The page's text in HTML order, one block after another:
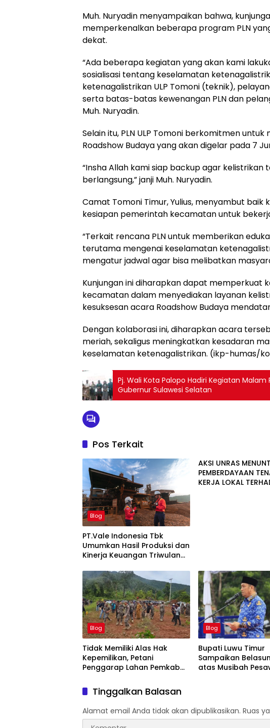
Muh. Nuryadin menyampaikan bahwa,
memperkenalkan beberapa program PLN
dekat.
“Ada beberapa kegiatan yang akan kami
sosialisasi tentang keselamatan
ketenagalistrikan ULP Tomoni (teknik),
serta batas-batas kewenangan PLN dan
Muh. Nuryadin.
Selain itu, PLN ULP Tomoni berkomitmen
Roadshow Budaya yang akan digelar pada 7
“Insha Allah kami siap backup agar
berlangsung,” janji Muh. Nuryadin.
Camat Tomoni Timur, Yulius, menyambut baik
kesiapan pemerintah kecamatan untuk
“Terkait rencana PLN untuk memberikan
terutama mengenai keselamatan
mengatur jadwal agar bisa melibatkan
Kunjungan ini diharapkan dapat memperkuat
kecamatan dalam menyediakan layanan
kesuksesan acara Roadshow Budaya
Dengan kolaborasi ini, diharapkan acara
meriah, sekaligus meningkatkan kesadaran
keselamatan ketenagalistrikan. (ikp-humas/
Pj. Wali Kota Palopo Hadiri Kegiatan
Gubernur Sulawesi Selatan
Pos Terkait
Blog
PT.Vale Indonesia Tbk
Umumkan Hasil Produksi dan
Kinerja Keuangan Triwulan
AKSI UNRAS
PEMBERDAYAAN
KERJA LOKAL
Blog
Tidak Memiliki Alas Hak
Kepemilikan, Petani
Penggarap Lahan Pemkab
Rugi Tanah
Blog
Bupati Luwu Timur
Sampaikan
atas Musibah
Tinggalkan Balasan
Alamat email Anda tidak akan dipublikasikan. Ruas